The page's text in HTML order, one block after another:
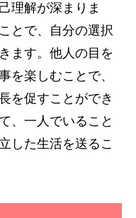
理解が深まりま
とで、自分の選択
ます。他人の目を
を楽しむことで、
を促すことができ
、一人でいること
した生活を送るこ